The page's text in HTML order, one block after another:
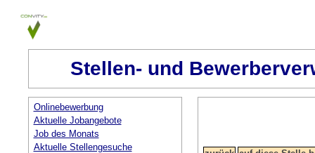
Stellen- und
Onlinebewerbung
Aktuelle Jobangebote
Job des Monats
Aktuelle Stellengesuche